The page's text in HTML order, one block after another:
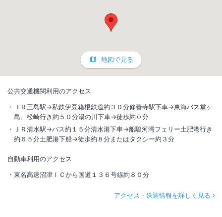
地図で見る
公共交通機関利用のアクセス
ＪＲ三島駅→私鉄伊豆箱根鉄道約３０分修善寺駅下車→東海バス堂ヶ
島、松崎行き約５０分湯の川下車→徒歩約０分
ＪＲ清水駅→バス約１５分清水港下車→船駿河湾フェリー土肥港行き
約６５分土肥港下船→徒歩約８分またはタクシー約３分
自動車利用のアクセス
東名高速沼津ＩＣから国道１３６号線約８０分
アクセス・送迎情報を詳しく見る